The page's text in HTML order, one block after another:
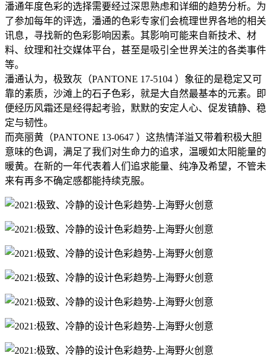
潘通年度色彩的选择需要经过深思熟虑和详细的趋势分析。为
了参加每年的评选，潘通的色彩专家们会梳理世界各地的相关
讯息，寻找新的色彩影响因素。其影响可能来自新技术、材
料、纹理和社交媒体平台，甚至是吸引全世界关注的各类事件
等。
潘通认为，极致灰（PANTONE 17-5104 ）象征的是稳定又可
靠的素质，沙滩上的石子色彩，就是大自然最基本的元素。即
便经历风霜还是经得起考验，默默的安定人心、促发镇静、稳
定与韧性。
而亮丽黄（PANTONE 13-0647 ）这热情洋溢又带着积极大胆
意味的色调，满足了我们对生命力的追求，温暖如太阳能量的
暖黄。在新的一年代表着人们追求能量、纯净及希望，不管未
来有再多不确定感都能持续克服。